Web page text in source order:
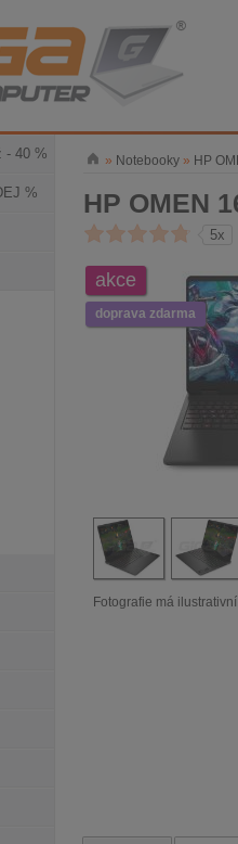
- 40 %
%
» Notebooky» HP
HP OMEN
5x
akce
doprava zdarma
Fotografie má